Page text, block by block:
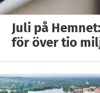
Juli på
för över tio